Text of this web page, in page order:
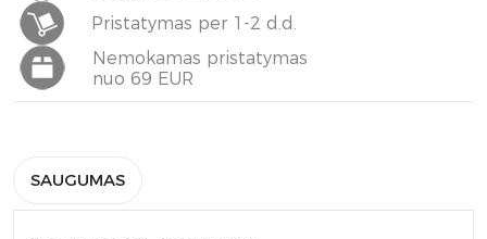
Pristatymas per 1-2 d.d.
Nemokamas pristatymas
nuo 69 EUR
SAUGUMAS